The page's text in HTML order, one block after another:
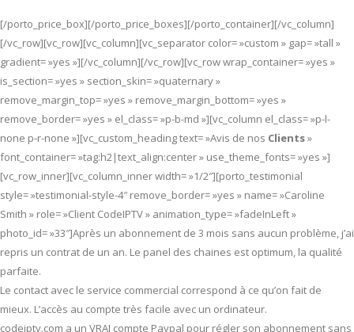
[/porto_price_box][/porto_price_boxes][/porto_container][/vc_column]
[/vc_row][vc_row][vc_column][vc_separator color= »custom » gap= »tall »
gradient= »yes »][/vc_column][/vc_row][vc_row wrap_container= »yes »
is_section= »yes » section_skin= »quaternary »
remove_margin_top= »yes » remove_margin_bottom= »yes »
remove_border= »yes » el_class= »p-b-md »][vc_column el_class= »p-l-
none p-r-none »][vc_custom_heading text= »Avis de nos Clients»
font_container= »tag:h2|text_align:center » use_theme_fonts= »yes »]
[vc_row_inner][vc_column_inner width= »1/2″][porto_testimonial
style= »testimonial-style-4″ remove_border= »yes » name= »Caroline
Smith » role= »Client CodeIPTV » animation_type= »fadeInLeft »
photo_id= »33″]Après un abonnement de 3 mois sans aucun problème, j’ai
repris un contrat de un an. Le panel des chaines est optimum, la qualité
parfaite.
Le contact avec le service commercial correspond à ce qu’on fait de
mieux. L’accès au compte très facile avec un ordinateur.
codeiptv.com a un VRAI compte Paypal pour régler son abonnement sans